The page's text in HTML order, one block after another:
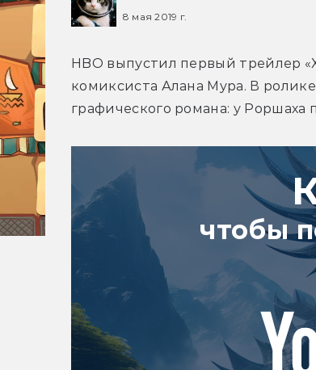
8 мая 2019 г.
HBO выпустил первый трейлер
комиксиста Алана Мура. В
графического романа: у
чтобы